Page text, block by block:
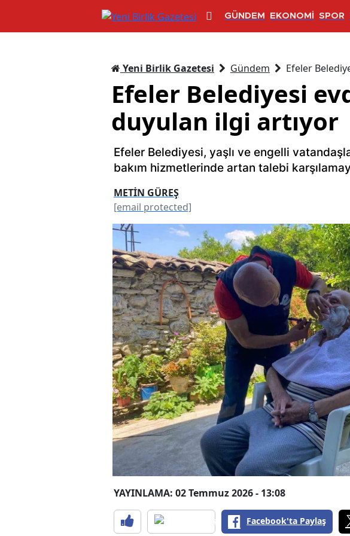
GÜNDEM EKONOMİ SPOR
Yeni Birlik Gazetesi Gündem Efeler
Efeler Belediyesi
duyulan ilgi artıyor
Efeler Belediyesi, yaşlı ve engelli
bakım hizmetlerinde artan talebi
METİN GÜREŞ
[email protected]
YAYINLAMA: 02 Temmuz 2026 - 13:08
Facebook'ta Paylaş